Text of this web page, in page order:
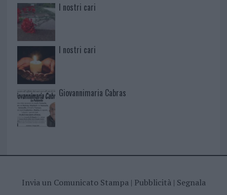
I nostri cari
I nostri cari
Giovannimaria Cabras
Invia un Comunicato Stampa| Pubblicità| Segnala